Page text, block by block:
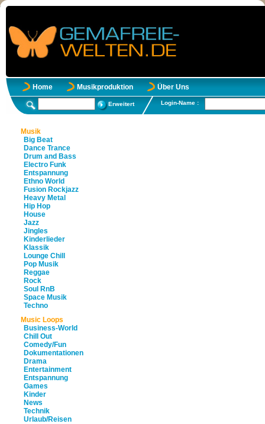
Home Musikproduktion Über Uns
Erweitert Login-Name :
Musik
Big Beat
Dance Trance
Drum and Bass
Electro Funk
Entspannung
Ethno World
Fusion Rockjazz
Heavy Metal
Hip Hop
House
Jazz
Jingles
Kinderlieder
Klassik
Lounge Chill
Pop Musik
Reggae
Rock
Soul RnB
Space Musik
Techno
Music Loops
Business-World
Chill Out
Comedy/Fun
Dokumentationen
Drama
Entertainment
Entspannung
Games
Kinder
News
Technik
Urlaub/Reisen